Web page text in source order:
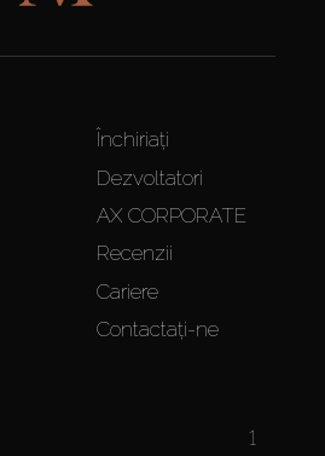
Închiriați
Dezvoltatori
AX CORPORATE
Recenzii
Cariere
Contactați-ne
1